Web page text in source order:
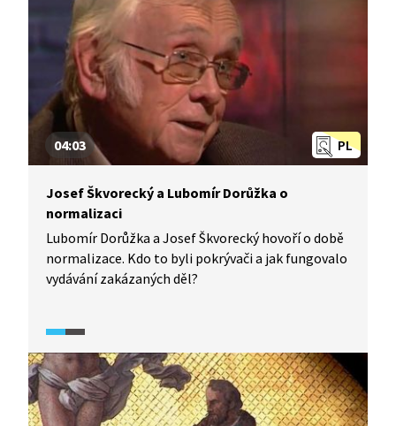
PL
04:03
Josef Škvorecký a Lubomír Dorůžka o
normalizaci
Lubomír Dorůžka a Josef Škvorecký hovoří o době
normalizace. Kdo to byli pokrývači a jak fungovalo
vydávání zakázaných děl?